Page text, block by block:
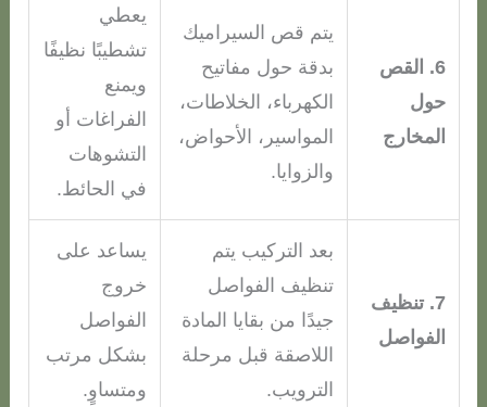
6. القص
حول
المخارج
يتم قص السيراميك
بدقة حول مفاتيح
الكهرباء، الخلاطات،
المواسير، الأحواض،
والزوايا.
يعطي
تشطيبًا نظيفًا
ويمنع
الفراغات أو
التشوهات
في الحائط.
7. تنظيف
الفواصل
بعد التركيب يتم
تنظيف الفواصل
جيدًا من بقايا المادة
اللاصقة قبل مرحلة
الترويب.
يساعد على
خروج
الفواصل
بشكل مرتب
ومتساوٍ.